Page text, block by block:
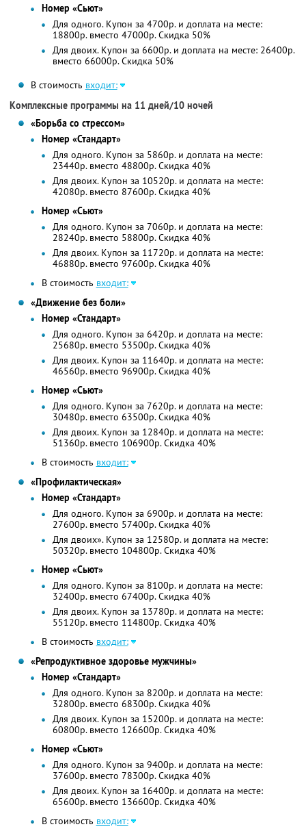
Номер «Сьют»
Для одного. Купон за 4700р. и доплата на месте:
18800р. вместо 47000р. Скидка 50%
Для двоих. Купон за 6600р. и доплата на месте: 26400р.
вместо 66000р. Скидка 50%
В стоимость входит:
Комплексные программы на 11 дней/10 ночей
«Борьба со стрессом»
Номер «Стандарт»
Для одного. Купон за 5860р. и доплата на месте:
23440р. вместо 48800р. Скидка 40%
Для двоих. Купон за 10520р. и доплата на месте:
42080р. вместо 87600р. Скидка 40%
Номер «Сьют»
Для одного. Купон за 7060р. и доплата на месте:
28240р. вместо 58800р. Скидка 40%
Для двоих. Купон за 11720р. и доплата на месте:
46880р. вместо 97600р. Скидка 40%
В стоимость входит:
«Движение без боли»
Номер «Стандарт»
Для одного. Купон за 6420р. и доплата на месте:
25680р. вместо 53500р. Скидка 40%
Для двоих. Купон за 11640р. и доплата на месте:
46560р. вместо 96900р. Скидка 40%
Номер «Сьют»
Для одного. Купон за 7620р. и доплата на месте:
30480р. вместо 63500р. Скидка 40%
Для двоих. Купон за 12840р. и доплата на месте:
51360р. вместо 106900р. Скидка 40%
В стоимость входит:
«Профилактическая»
Номер «Стандарт»
Для одного. Купон за 6900р. и доплата на месте:
27600р. вместо 57400р. Скидка 40%
Для двоих». Купон за 12580р. и доплата на месте:
50320р. вместо 104800р. Скидка 40%
Номер «Сьют»
Для одного. Купон за 8100р. и доплата на месте:
32400р. вместо 67400р. Скидка 40%
Для двоих. Купон за 13780р. и доплата на месте:
55120р. вместо 114800р. Скидка 40%
В стоимость входит:
«Репродуктивное здоровье мужчины»
Номер «Стандарт»
Для одного. Купон за 8200р. и доплата на месте:
32800р. вместо 68300р. Скидка 40%
Для двоих. Купон за 15200р. и доплата на месте:
60800р. вместо 126600р. Скидка 40%
Номер «Сьют»
Для одного. Купон за 9400р. и доплата на месте:
37600р. вместо 78300р. Скидка 40%
Для двоих. Купон за 16400р. и доплата на месте:
65600р. вместо 136600р. Скидка 40%
В стоимость входит: